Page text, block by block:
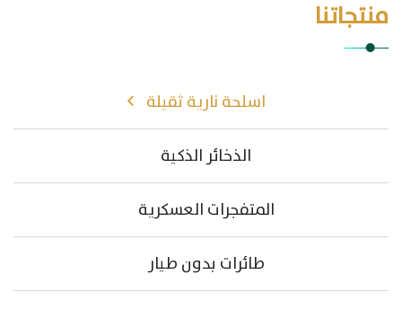
منتجاتنا
اسلحة نارية ثقيلة
الذخائر الذكية
المتفجرات العسكرية
طائرات بدون طيار